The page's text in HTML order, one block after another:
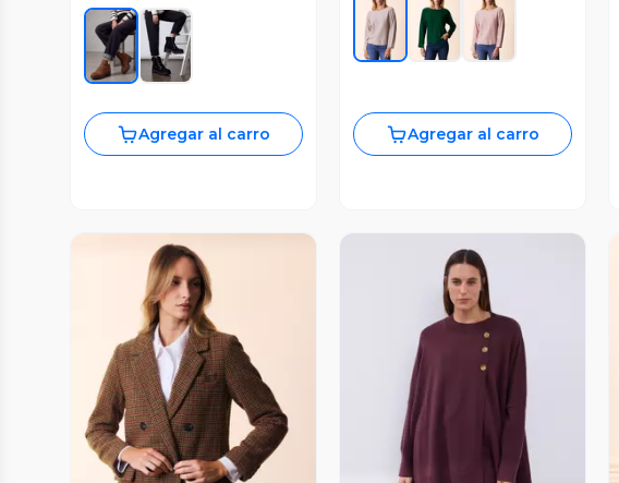
Agregar al carro Agregar al carro
Vista Previa Vista Previa